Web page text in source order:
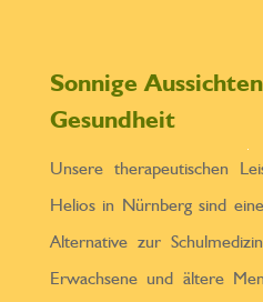
Sonnige
Gesundheit
Unsere therapeutischen
Helios in Nürnberg sind
Alternative zur
Erwachsene und ältere